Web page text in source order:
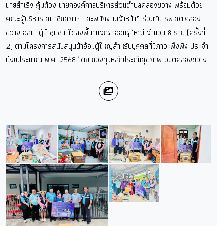
นายสำเริง คุ้มด้วง นายกองค์การบริหารส่วนตำบลคลองขวาง พร้อมด้วย
คณะผู้บริหาร สมาชิกสภาฯ และพนักงานเจ้าหน้าที่ ร่วมกับ รพ.สต.คลอง
ขวาง อสม. ผู้นำชุมชน ได้ลงพื้นที่แจกผ้าอ้อมผู้ใหญ่ จำนวน 8 ราย (ครั้งที่
2) ตามโครงการสนับสนุนผ้าอ้อมผู้ใหญ่สำหรับบุคคลที่มีภาวะพึ่งพิง ประจำ
ปีงบประมาณ พ.ศ. 2568 โดย กองทุนหลักประกันสุขภาพ อบตคลองขวาง